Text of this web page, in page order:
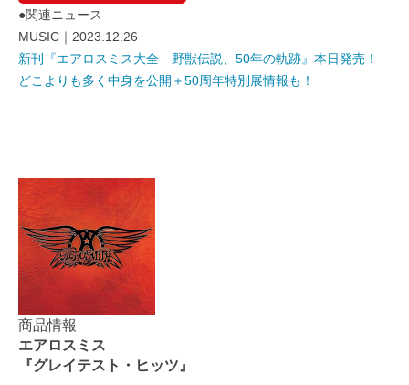
●関連ニュース
MUSIC｜2023.12.26
新刊『エアロスミス大全 野獣伝説、50年の軌跡』本日発売！
どこよりも多く中身を公開＋50周年特別展情報も！
商品情報
エアロスミス
『グレイテスト・ヒッツ』